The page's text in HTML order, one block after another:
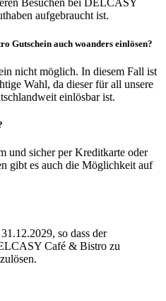
Besuchen bei DELCASY
aufgebraucht ist.
Gutschein auch woanders einlösen?
nicht möglich. In diesem Fall ist
Wahl, da dieser für all unsere
einlösbar ist.
und sicher per Kreditkarte oder
gibt es auch die Möglichkeit auf
so dass der
Café & Bistro zu